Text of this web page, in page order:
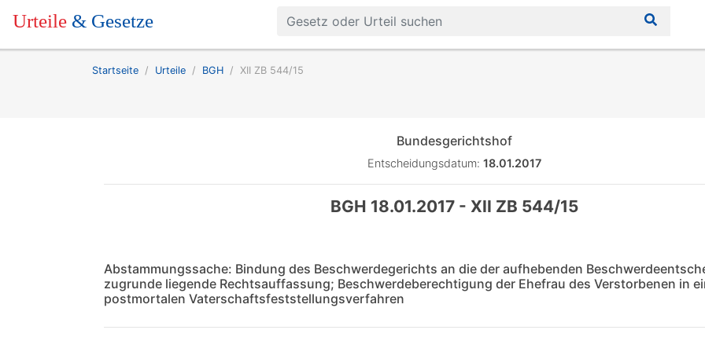
Urteile & Gesetze
Startseite Urteile BGH XII ZB 544/15
Bundesgerichtshof
Entscheidungsdatum: 18.01.2017
BGH 18.01.2017 - XII ZB 544/15
Abstammungssache: Bindung des Beschwerdegerichts an die der aufhebenden
zugrunde liegende Rechtsauffassung; Beschwerdeberechtigung der Ehefrau des Verstorbenen in
postmortalen Vaterschaftsfeststellungsverfahren